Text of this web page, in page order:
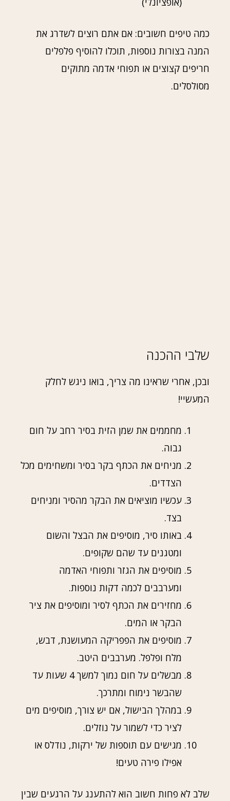
כמה טיפים חשובים: אם אתם רוצים לשדרג את
המנה בצורות נוספות, תוכלו להוסיף פלפלים
חריפים קצוצים או תפוחי אדמה מתוקים
מסולסלים.
שלבי ההכנה
ובכן, אחרי שראינו מה צריך, בואו ניגש לחלק
המעשיי!
מחממים את שמן הזית בסיר רחב על חום
גבוה.
מניחים את הכתף בקר בסיר ומשחימים מכל
הצדדים.
עכשיו מוציאים את הבקר מהסיר ומניחים
בצד.
באותו סיר, מוסיפים את הבצל והשום
ומטגנים עד שהם שקופים.
מוסיפים את הגזר ותפוחי האדמה
ומערבבים לכמה דקות נוספות.
מחזירים את הכתף לסיר ומוסיפים את ציר
הבקר או המים.
מוסיפים את הפפריקה המעושנת, דבש,
מלח ופלפל. מערבבים היטב.
מבשלים על חום נמוך למשך 4 שעות עד
שהבשר נימוח ומתרכך.
במהלך הבישול, אם יש צורך, מוסיפים מים
לציר כדי לשמור על נוזלים.
מגישים עם תוספות של ירקות, נודלס או
אפילו פירה טעים!
שלב לא פחות חשוב הוא להתענג על הרגעים שבין